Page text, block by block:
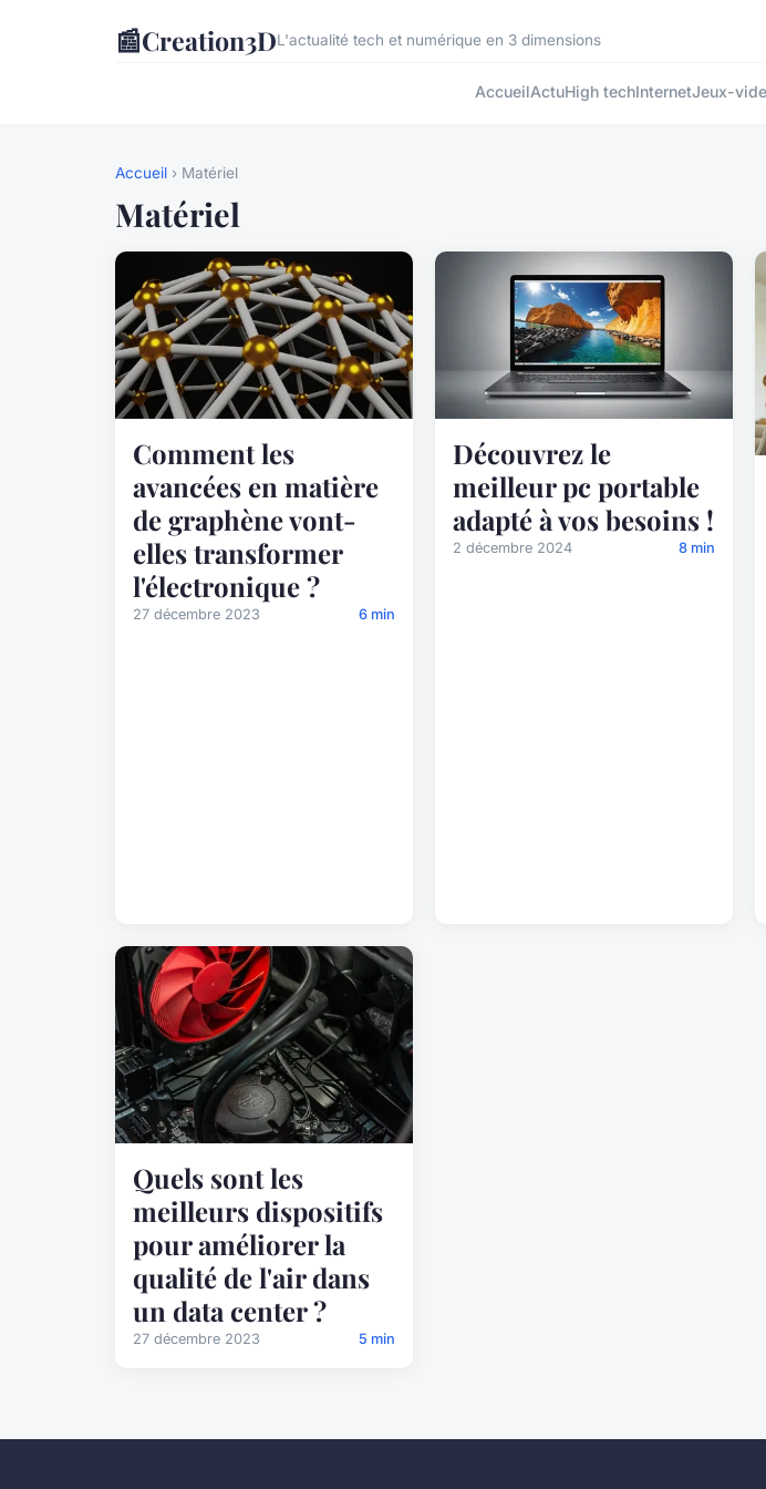
📰Creation3DL'actualité tech et numérique en 3 dimensions
AccueilActuHigh techInternetJeux-
Accueil › Matériel
Matériel
Comment les
avancées en matière
de graphène vont-
elles transformer
l'électronique ?
27 décembre 2023 6 min
Découvrez le
meilleur pc portable
adapté à vos besoins !
2 décembre 2024 8 min
Quels sont les
meilleurs dispositifs
pour améliorer la
qualité de l'air dans
un data center ?
27 décembre 2023 5 min